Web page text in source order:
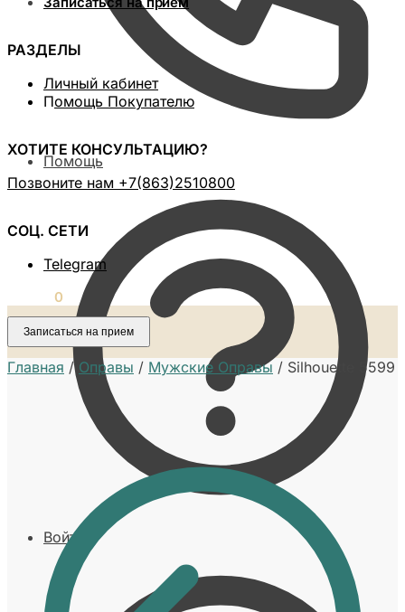
Помощь
Войти
РАЗДЕЛЫ
Личный кабинет
Помощь Покупателю
ХОТИТЕ КОНСУЛЬТАЦИЮ?
Позвоните нам ‪+7(863)2510800
СОЦ. СЕТИ
Telegram
0
Записаться на прием
Главная / Оправы / Мужские Оправы / Silhouette 5599